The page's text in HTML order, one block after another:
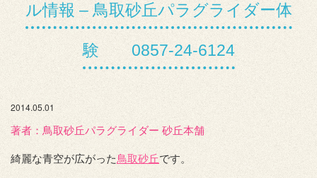
ル情報 – 鳥取砂丘パラグライダー体
験 0857-24-6124
2014.05.01
著者：️鳥取砂丘パラグライダー 砂丘本舗
綺麗な青空が広がった鳥取砂丘です。